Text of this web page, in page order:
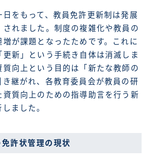
をもって、教員免許更新制は発展
されました。制度の複雑化や教員の
が課題となったためです。これに
新」という手続き自体は消滅しま
質向上という目的は「新たな教師の
き継がれ、各教育委員会が教員の研
資質向上のための指導助言を行う新
ました。
許状管理の現状